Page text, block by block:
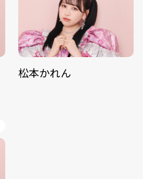
松本かれん